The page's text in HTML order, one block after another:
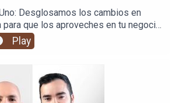
Desglosamos los cambios en
para que los aproveches en tu negocio
Play